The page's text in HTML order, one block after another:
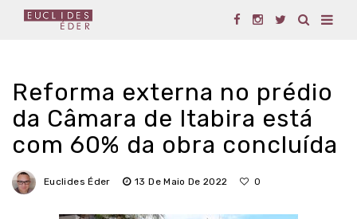
Reforma externa no prédio
da Câmara de Itabira está
com 60% da obra concluída
Euclides Éder 13 De Maio De 2022 0